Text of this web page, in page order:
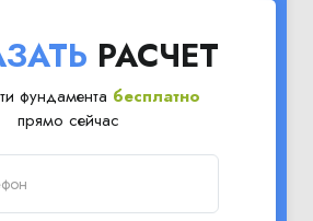
РАСЧЕТ
фундамента бесплатно
прямо сейчас